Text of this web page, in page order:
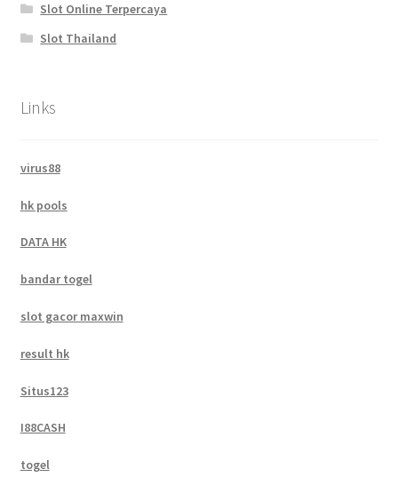
Slot Online Terpercaya
Slot Thailand
Links
virus88
hk pools
DATA HK
bandar togel
slot gacor maxwin
result hk
Situs123
I88CASH
togel